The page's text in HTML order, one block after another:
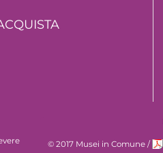
© 2017 Musei in Comune /